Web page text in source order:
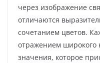
через изображение
отличаются
сочетанием цветов.
отражением широкого
значения, которое